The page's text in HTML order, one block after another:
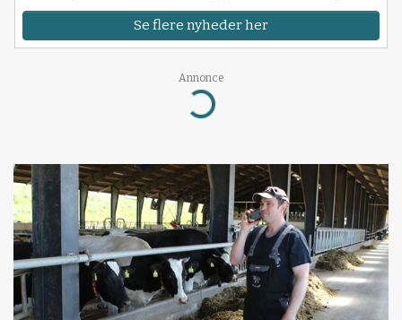
Se flere nyheder her
Annonce
Loading...